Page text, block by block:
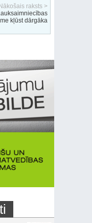
Nākošais raksts >
kļūst dārgāka